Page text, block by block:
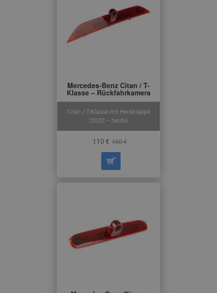
Citan / T-Klasse mit Heckklappe
(2022 – heute)
Mercedes-Benz Citan / T-
Klasse – Rückfahrkamera
110 € 160 €